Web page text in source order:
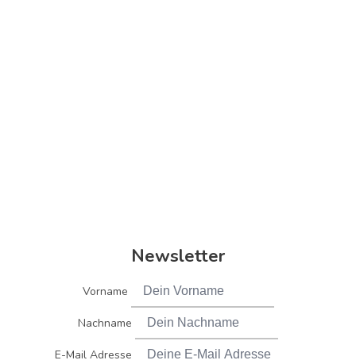
Newsletter
Vorname
Nachname
E-Mail Adresse